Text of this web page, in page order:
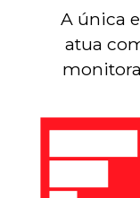
A única
atua